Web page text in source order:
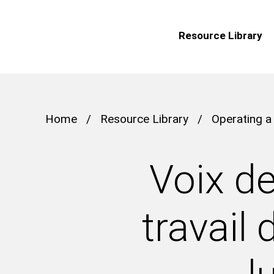
Resource Library
Home / Resource Library / Operating
Voix
travail